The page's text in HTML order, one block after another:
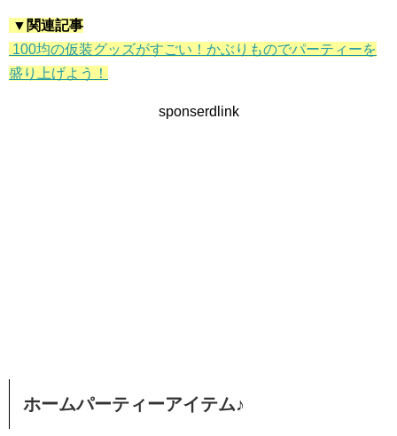
▼関連記事
100均の仮装グッズがすごい！かぶりものでパーティーを
盛り上げよう！
sponserdlink
ホームパーティーアイテム♪